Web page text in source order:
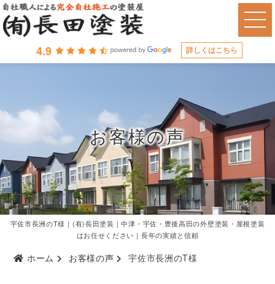
4.9 詳しくはこちら
お客様の声
宇佐市長洲のT様｜(有)長田塗装｜中津・宇佐・豊後高田の外壁塗装・屋根塗装
はお任せください｜長年の実績と信頼
ホーム お客様の声 宇佐市長洲のT様